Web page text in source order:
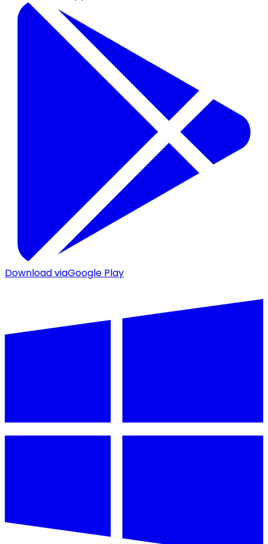
Download viaGoogle Play